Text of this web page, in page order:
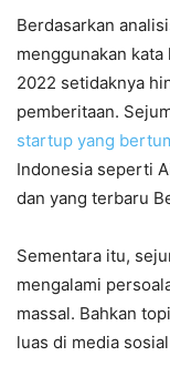
Berdasarkan
menggunakan kata
2022 setidaknya
pemberitaan.
startup yang
Indonesia seperti
dan yang terbaru
Sementara itu,
mengalami
massal. Bahkan
luas di media